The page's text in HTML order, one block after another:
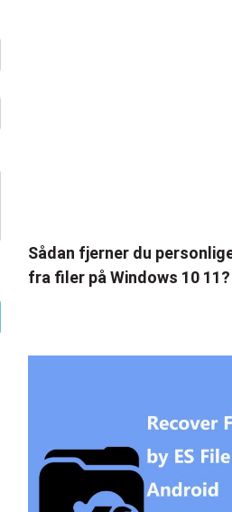
Sådan fjerner du
fra filer på Windows 10 11?